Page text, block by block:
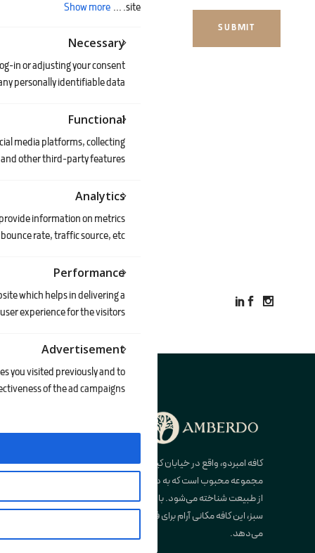
site. ...
Show more
Necessary
in or adjusting your consent
personally identifiable data.
Functional
media platforms, collecting
other third-party features.
Analytics
information on metrics
rate, traffic source, etc.
Performance
which helps in delivering a
experience for the visitors.
Advertisement
you visited previously and to
of the ad campaigns.
کافه امبردو، واقع در خیابان کیتسیلانو در ونکوور، یک
مجموعه محبوب است که به دلیل فضای آرام و الهام‌گرفته
از طبیعت شناخته می‌شود. با ترکیب چوب، سنگ و گیاهان
سبز، این کافه مکانی آرام برای فرار از شلوغی شهر ارائه
می‌دهد.